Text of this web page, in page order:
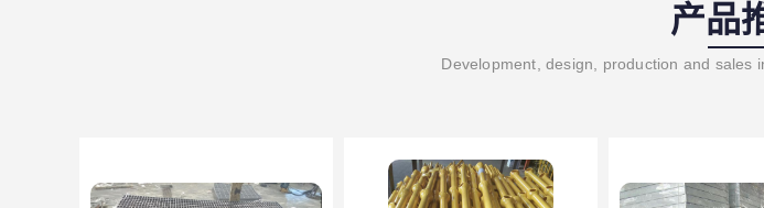
产品
Development, design, production and sales